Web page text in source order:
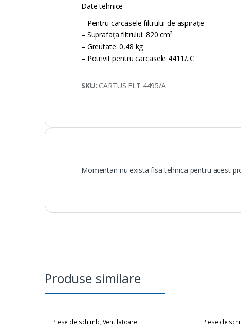
Date tehnice
– Pentru carcasele filtrului de aspirație
– Suprafața filtrului: 820 cm²
– Greutate: 0,48 kg
– Potrivit pentru carcasele 4411/..C
SKU: CARTUS FLT 4495/A
Momentan nu exista fisa tehnica pentru acest
Produse similare
Piese de schimb, Ventilatoare
Piese de